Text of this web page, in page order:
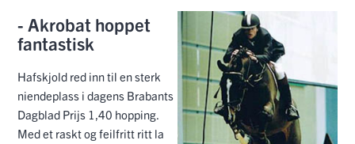
- Akrobat hoppet
fantastisk
Hafskjold red inn til en sterk
niendeplass i dagens Brabants
Dagblad Prijs 1,40 hopping.
Med et raskt og feilfritt ritt la